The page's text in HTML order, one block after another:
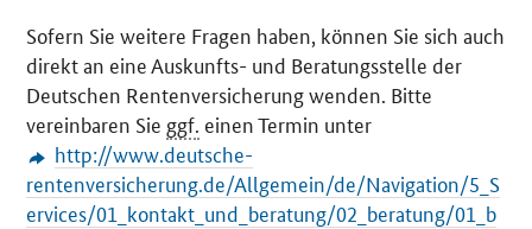
Sofern Sie weitere Fragen haben, können Sie sich auch
direkt an eine Auskunfts- und Beratungsstelle der
Deutschen Rentenversicherung wenden. Bitte
vereinbaren Sie ggf. einen Termin unter
http://www.deutsche-
rentenversicherung.de/Allgemein/de/Navigation/5_S
ervices/01_kontakt_und_beratung/02_beratung/01_b